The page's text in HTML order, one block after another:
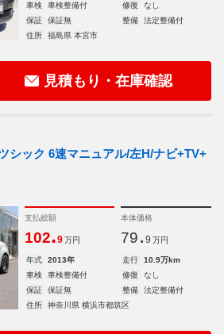
車検
車検整備付 修復
なし
保証
保証無 整備
法定整備付
住所
福島県 本宮市
見積もり・在庫確認
シック 6速マニュアル/左H/ナビ+TV+
支払総額
102.9 万円
本体価格
79. 9 万円
年式 2013年 走行
10.9万km
車検
車検整備付 修復
なし
保証
保証無 整備
法定整備付
住所
神奈川県 横浜市都筑区